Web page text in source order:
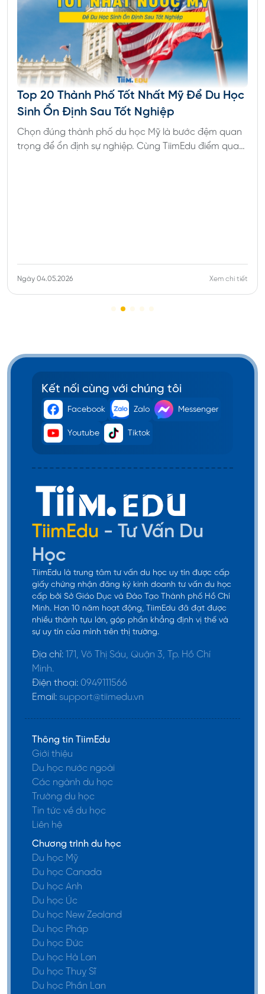
Top 20 Thành Phố Tốt Nhất Mỹ Để Du Học
Sinh Ổn Định Sau Tốt Nghiệp
Chọn đúng thành phố du học Mỹ là bước đệm quan
trọng để ổn định sự nghiệp. Cùng TiimEdu điểm qua
Ngày 04.05.2026 Xem chi tiết
Kết nối cùng với chúng tôi
Facebook Zalo Messenger
Youtube Tiktok
TiimEdu - Tư Vấn Du
Học
TiimEdu là trung tâm tư vấn du học uy tín được cấp
giấy chứng nhận đăng ký kinh doanh tư vấn du học
cấp bởi Sở Giáo Dục và Đào Tạo Thành phố Hồ Chí
Minh. Hơn 10 năm hoạt động, TiimEdu đã đạt được
nhiều thành tựu lớn, góp phần khẳng định vị thế và
sự uy tín của mình trên thị trường.
Địa chỉ: 171, Võ Thị Sáu, Quận 3, Tp. Hồ Chí
Minh.
Điện thoại: 0949111566
Email: support@tiimedu.vn
Thông tin TiimEdu
Giới thiệu
Du học nước ngoài
Các ngành du học
Trường du học
Tin tức về du học
Liên hệ
Chương trình du học
Du học Mỹ
Du học Canada
Du học Anh
Du học Úc
Du học New Zealand
Du học Pháp
Du học Đức
Du học Hà Lan
Du học Thuỵ Sĩ
Du học Phần Lan